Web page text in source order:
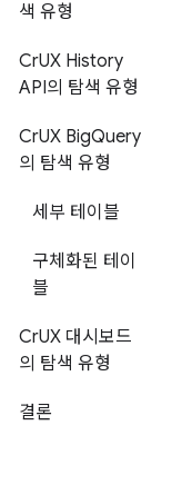
색 유형
CrUX History
API의 탐색 유형
CrUX BigQuery
의 탐색 유형
세부 테이블
구체화된 테이
블
CrUX 대시보드
의 탐색 유형
결론